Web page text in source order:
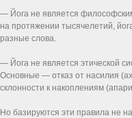
— Йога не является
на протяжении тысячелетий,
разные слова.
— Йога не является этической
Основные — отказ от насилия
склонности к накоплениям
Но базируются эти правила не